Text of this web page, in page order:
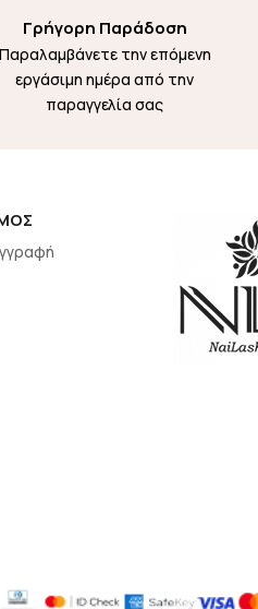
Γρήγορη Παράδοση
Παραλαμβάνετε την επόμενη
εργάσιμη ημέρα από την
παραγγελία σας